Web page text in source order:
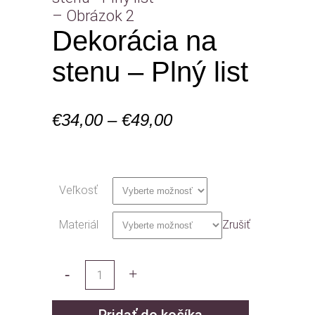
Dekorácia na
stenu – Plný list
€34,00 – €49,00Price
through
€49,00
Veľkosť
Materiál Zrušiť